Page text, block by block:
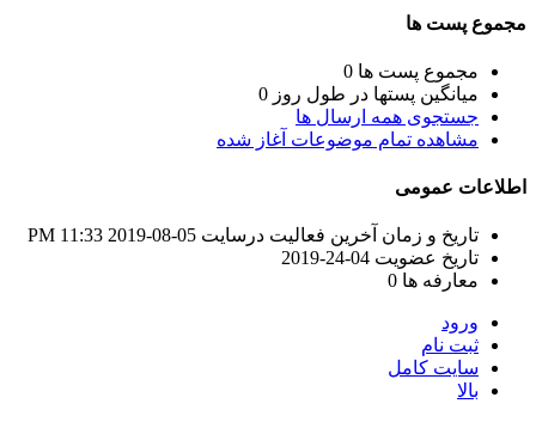
مجموع پست ها
مجموع پست ها 0
میانگین پستها در طول روز 0
جستجوی همه ارسال ها
مشاهده تمام موضوعات آغاز شده
اطلاعات عمومی
تاریخ و زمان آخرین فعالیت درسایت 05-08-2019
11:33 PM
تاریخ عضویت 04-24-2019
معارفه ها 0
ورود
ثبت نام
سایت کامل
بالا